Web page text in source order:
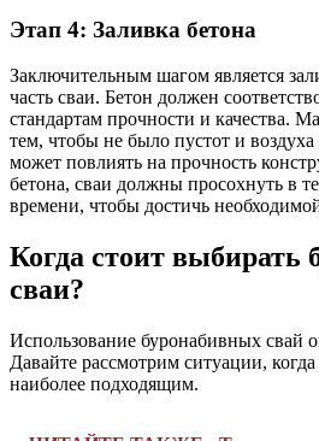
Этап 4: Заливка бетона
Заключительным шагом является
часть сваи. Бетон должен
стандартам прочности и качества.
тем, чтобы не было пустот и
может повлиять на прочность
бетона, сваи должны просохнуть в
времени, чтобы достичь
Когда стоит выбирать
сваи?
Использование буронабивных свай
Давайте рассмотрим ситуации,
наиболее подходящим.